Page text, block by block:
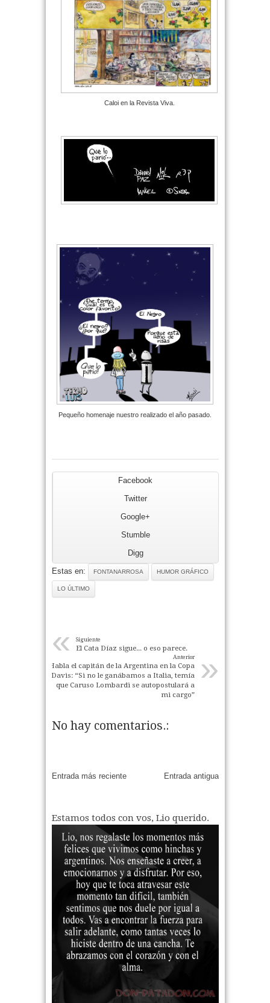
Caloi en la Revista Viva.
Pequeño homenaje nuestro realizado el año pasado.
Facebook
Twitter
Google+
Stumble
Digg
Estas en:
FONTANARROSA HUMOR GRÁFICO
LO ÚLTIMO
« Siguiente
El Cata Díaz sigue... o eso parece.
»
Anterior
Habla el capitán de la Argentina en la Copa
Davis: “Si no le ganábamos a Italia, temía
que Caruso Lombardi se autopostulará a
mi cargo”
No hay comentarios.:
Entrada más reciente Entrada antigua
Estamos todos con vos, Lio querido.